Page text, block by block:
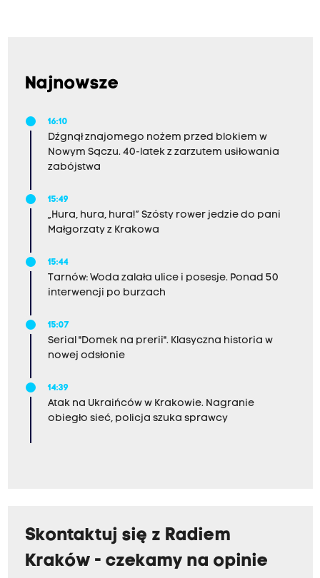
Najnowsze
16:10
Dźgnął znajomego nożem przed blokiem w
Nowym Sączu. 40-latek z zarzutem usiłowania
zabójstwa
15:49
„Hura, hura, hura!” Szósty rower jedzie do pani
Małgorzaty z Krakowa
15:44
Tarnów: Woda zalała ulice i posesje. Ponad 50
interwencji po burzach
15:07
Serial "Domek na prerii". Klasyczna historia w
nowej odsłonie
14:39
Atak na Ukraińców w Krakowie. Nagranie
obiegło sieć, policja szuka sprawcy
Skontaktuj się z Radiem
Kraków - czekamy na opinie